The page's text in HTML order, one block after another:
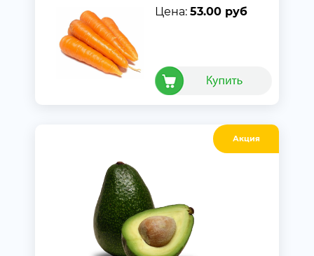
Цена: 53.00 руб
Акция